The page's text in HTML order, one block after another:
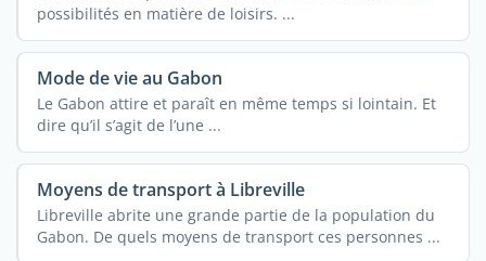
possibilités en matière de loisirs. ...
Mode de vie au Gabon
Le Gabon attire et paraît en même temps si lointain. Et
dire qu’il s’agit de l’une ...
Moyens de transport à Libreville
Libreville abrite une grande partie de la population du
Gabon. De quels moyens de transport ces personnes ...